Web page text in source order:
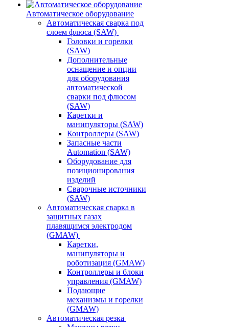
Автоматическое оборудование
Автоматическая сварка под
слоем флюса (SAW)
Головки и горелки
(SAW)
Дополнительные
оснащение и опции
для оборудования
автоматической
сварки под флюсом
(SAW)
Каретки и
манипуляторы (SAW)
Контроллеры (SAW)
Запасные части
Automation (SAW)
Оборудование для
позиционирования
изделий
Сварочные источники
(SAW)
Автоматическая сварка в
защитных газах
плавящимся электродом
(GMAW)
Каретки,
манипуляторы и
роботизация (GMAW)
Контроллеры и блоки
управления (GMAW)
Подающие
механизмы и горелки
(GMAW)
Автоматическая резка